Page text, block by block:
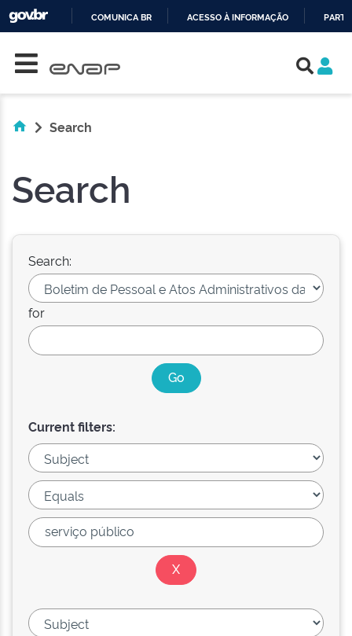
COMUNICA BR ACESSO À INFORMAÇÃO
Search
Search
Search:
for
Current filters: